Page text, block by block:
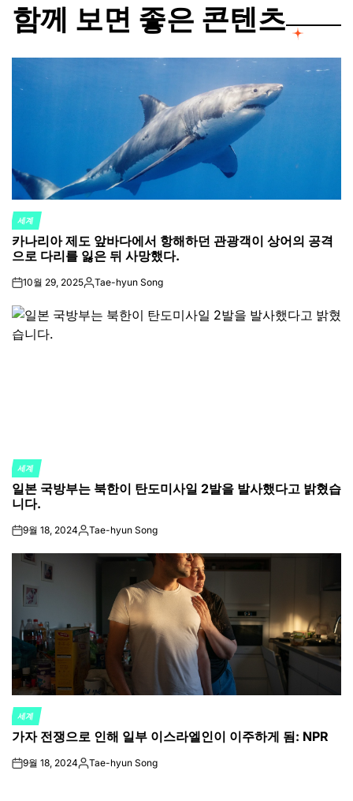
함께 보면 좋은 콘텐츠
POSTED
IN
세계
카나리아 제도 앞바다에서 항해하던 관광객이 상어의 공격
으로 다리를 잃은 뒤 사망했다.
on10월 29, 2025Posted
Tae-hyun Song
POSTED
IN
세계
일본 국방부는 북한이 탄도미사일 2발을 발사했다고 밝혔습
니다.
on9월 18, 2024Posted
Tae-hyun Song
POSTED
IN
세계
가자 전쟁으로 인해 일부 이스라엘인이 이주하게 됨: NPR
on9월 18, 2024Posted
Tae-hyun Song